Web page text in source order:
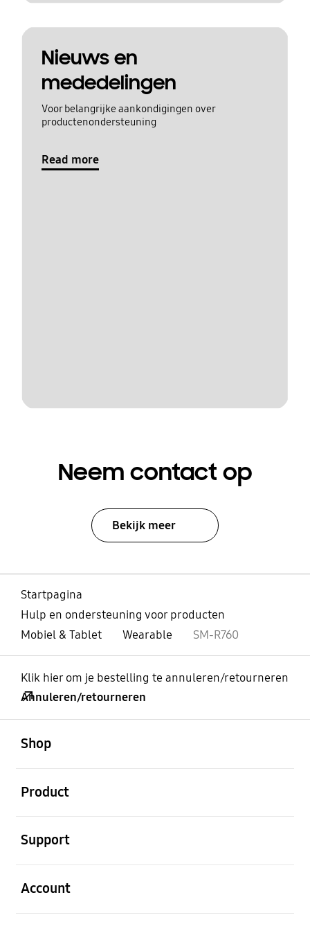
Nieuws en
mededelingen
Voor belangrijke aankondigingen over
productenondersteuning
Read more
Neem contact op
Bekijk meer
Startpagina
Hulp en ondersteuning voor producten
Mobiel & Tablet
Wearable SM-R760
Klik hier om je bestelling te annuleren/retourneren
Annuleren/retourneren
Shop
Product
Support
Account